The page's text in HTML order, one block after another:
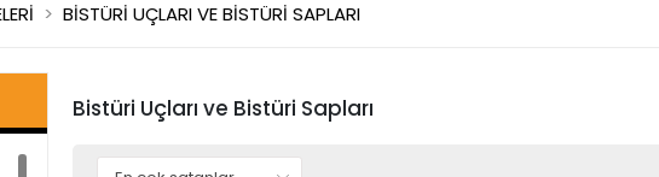
BİSTÜRİ UÇLARI VE BİSTÜRİ SAPLARI
Bistüri Uçları ve Bistüri Sapları